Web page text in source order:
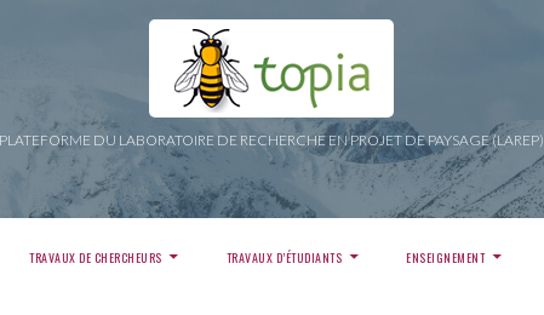
PLATEFORME DU LABORATOIRE DE RECHERCHE EN PROJET DE PAYSAGE (LAREP)
TRAVAUX DE CHERCHEURS TRAVAUX D’ÉTUDIANTS ENSEIGNEMENT